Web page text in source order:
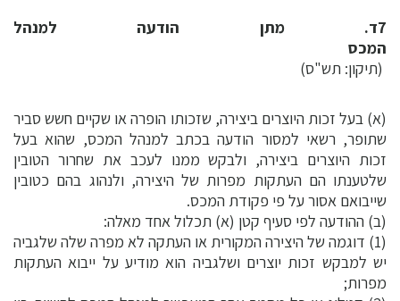
7ד. מתן הודעה למנהל
המכס
(תיקון: תש"ס)
(א) בעל זכות היוצרים ביצירה, שזכותו הופרה או שקיים חשש סביר
שתופר, רשאי למסור הודעה בכתב למנהל המכס, שהוא בעל
זכות היוצרים ביצירה, ולבקש ממנו לעכב את שחרור הטובין
שלטענתו הם העתקות מפרות של היצירה, ולנהוג בהם כטובין
שייבואם אסור על פי פקודת המכס.
(ב) ההודעה לפי סעיף קטן (א) תכלול אחד מאלה:
(1) דוגמה של היצירה המקורית או העתקה לא מפרה שלה שלגביה
יש למבקש זכות יוצרים ושלגביה הוא מודיע על ייבוא העתקות
מפרות;